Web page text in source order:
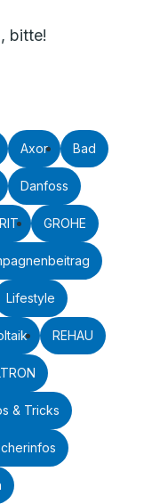
bitte!
Axor Bad
Danfoss
GROHE
Lifestyle
REHAU
& Tricks